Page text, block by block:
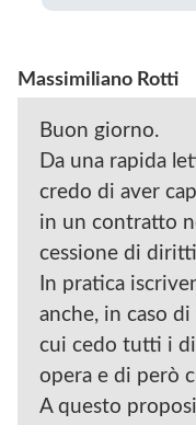
Massimiliano Rotti
Buon giorno.
Da una rapida
credo di aver
in un contratto
cessione di
In pratica
anche, in caso
cui cedo tutti i
opera e di però
A questo